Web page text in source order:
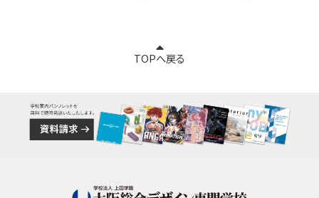
TOPへ戻る